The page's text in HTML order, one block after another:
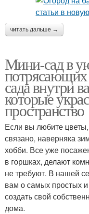
читать дальше →
Мини-сад в
потрясающих
сада внутри
которые
пространство
Если вы любите
связано, наверняка
хобби. Все уже
в горшках, делают
не требуют. В нашей
вам о самых простых
создать свой
дома.